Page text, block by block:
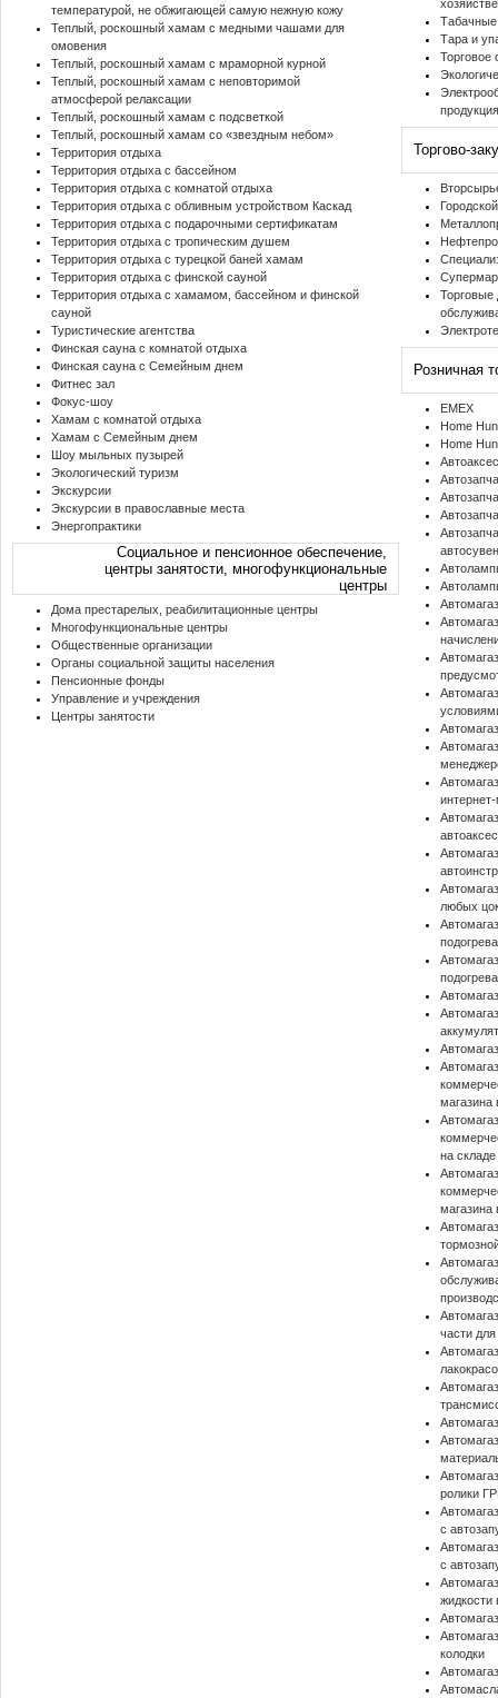
температурой, не обжигающей самую нежную кожу
Теплый, роскошный хамам с медными чашами для
омовения
Теплый, роскошный хамам с мраморной курной
Теплый, роскошный хамам с неповторимой
атмосферой релаксации
Теплый, роскошный хамам с подсветкой
Теплый, роскошный хамам со «звездным небом»
Территория отдыха
Территория отдыха с бассейном
Территория отдыха с комнатой отдыха
Территория отдыха с обливным устройством Каскад
Территория отдыха с подарочными сертификатам
Территория отдыха с тропическим душем
Территория отдыха с турецкой баней хамам
Территория отдыха с финской сауной
Территория отдыха с хамамом, бассейном и финской
сауной
Туристические агентства
Финская сауна с комнатой отдыха
Финская сауна с Семейным днем
Фитнес зал
Фокус-шоу
Хамам с комнатой отдыха
Хамам с Семейным днем
Шоу мыльных пузырей
Экологический туризм
Экскурсии
Экскурсии в православные места
Энергопрактики
Социальное и пенсионное обеспечение,
центры занятости, многофункциональные
центры
Дома престарелых, реабилитационные центры
Многофункциональные центры
Общественные организации
Органы социальной защиты населения
Пенсионные фонды
Управление и учреждения
Центры занятости
Табачные
Тара и
Торговое
продукция
Торгово-
Торговые
Розничная
EMEX
Home
Home
любых
магазина
на складе
магазина
части
ролики
с
с
колодки